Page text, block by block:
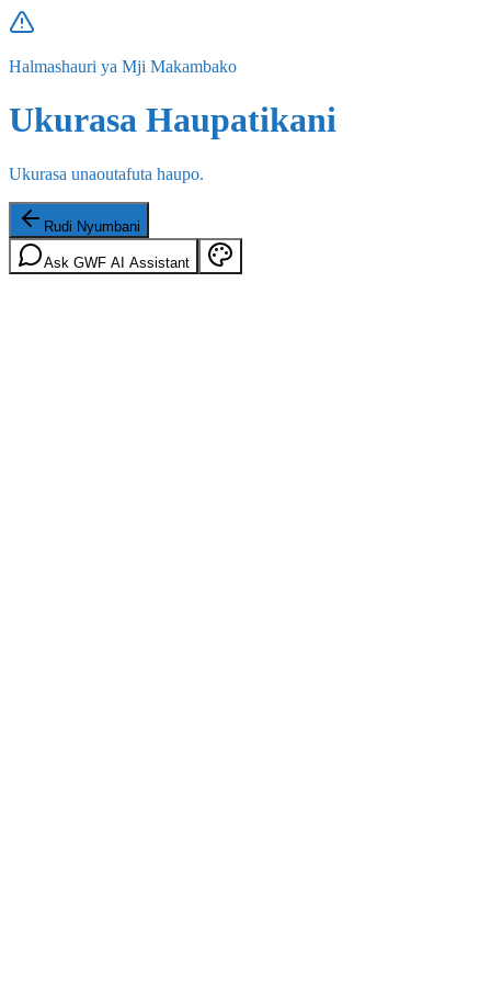
Halmashauri ya Mji Makambako
Ukurasa Haupatikani
Ukurasa unaoutafuta haupo.
Rudi Nyumbani
Ask GWF AI Assistant